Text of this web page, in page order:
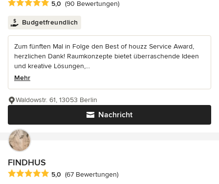
Durchschnittliche Bewertung: 5 von 5 Sternen
5,0 (90 Bewertungen)
Budgetfreundlich
Zum fünften Mal in Folge den Best of houzz Service Award,
herzlichen Dank! Raumkonzepte bietet überraschende Ideen
und kreative Lösungen,...
Mehr
Nachricht
Waldowstr. 61, 13053 Berlin
FINDHUS
Durchschnittliche Bewertung: 5 von 5 Sternen
5,0 (67 Bewertungen)